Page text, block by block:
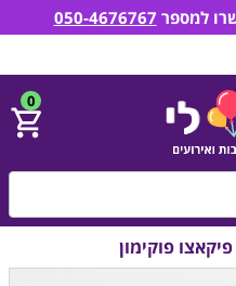
0
פוקימון
למספר 050-4676767